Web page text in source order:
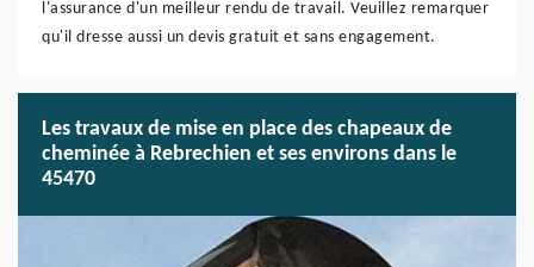
l'assurance d'un meilleur rendu de travail. Veuillez remarquer
qu'il dresse aussi un devis gratuit et sans engagement.
Les travaux de mise en place des chapeaux de
cheminée à Rebrechien et ses environs dans le
45470